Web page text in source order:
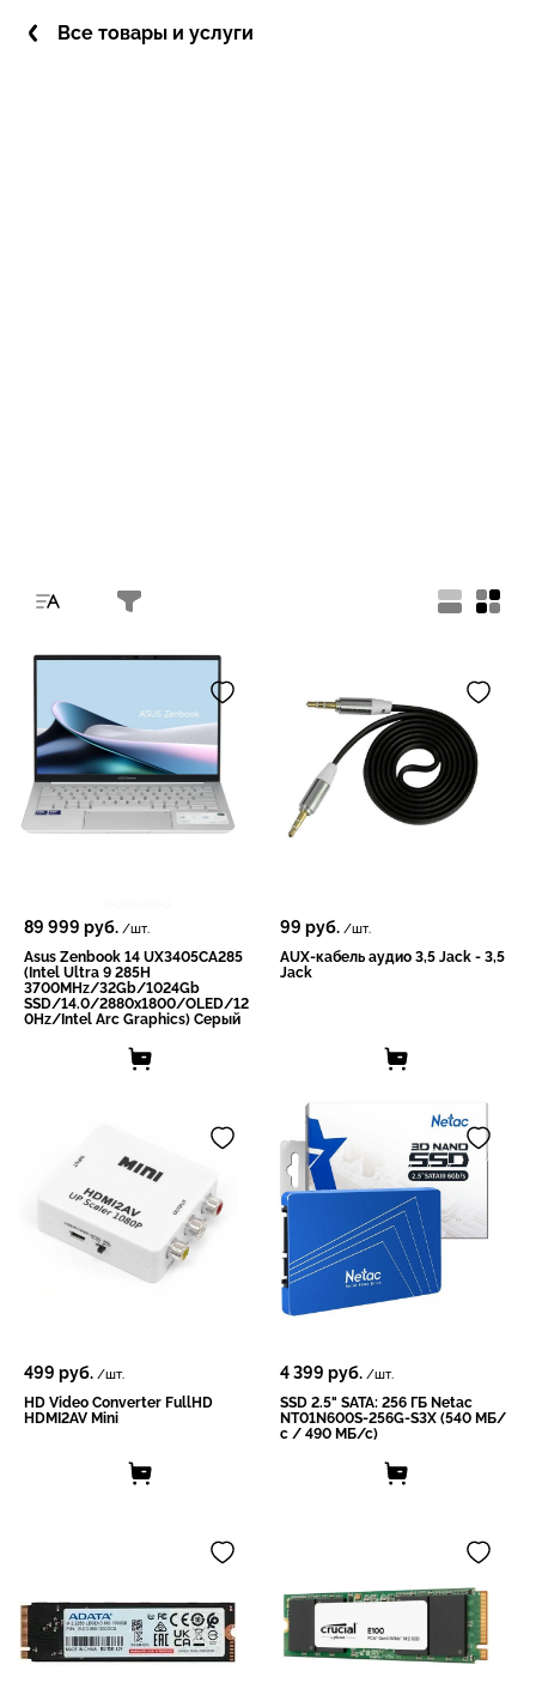
Все товары и услуги
89 999 руб. /шт.
Asus Zenbook 14 UX3405CA285
(Intel Ultra 9 285H
3700MHz/32Gb/1024Gb
SSD/14.0/2880х1800/OLED/12
0Hz/Intеl Arc Grарhiсs) Серый
99 руб. /шт.
AUX-кабель аудио 3,5 Jack - 3,5
Jack
499 руб. /шт.
HD Video Converter FullHD
HDMI2AV Mini
4 399 руб. /шт.
SSD 2.5" SATA: 256 ГБ Netac
NT01N600S-256G-S3X (540 МБ/
с / 490 МБ/с)